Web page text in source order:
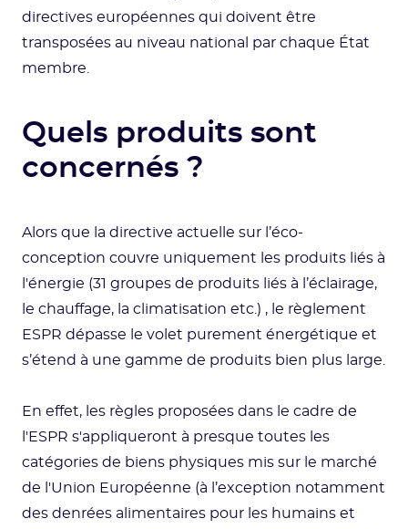
directives européennes qui doivent être
transposées au niveau national par chaque État
membre.
Quels produits sont
concernés ?
Alors que la directive actuelle sur l’éco-
conception couvre uniquement les produits liés à
l'énergie (31 groupes de produits liés à l’éclairage,
le chauffage, la climatisation etc.) , le règlement
ESPR dépasse le volet purement énergétique et
s’étend à une gamme de produits bien plus large.
En effet, les règles proposées dans le cadre de
l'ESPR s'appliqueront à presque toutes les
catégories de biens physiques mis sur le marché
de l'Union Européenne (à l’exception notamment
des denrées alimentaires pour les humains et